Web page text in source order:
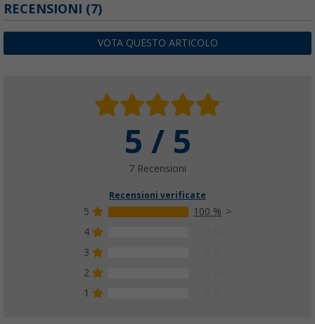
36,99€
Combustibile solido Esbit per fornello
(26)
4,99€
RECENSIONI (7)
VOTA QUESTO ARTICOLO
5 / 5
7 Recensioni
Recensioni verificate
5
100 %
4
3
2
1